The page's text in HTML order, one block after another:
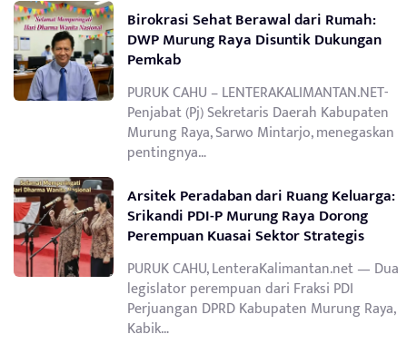
Birokrasi Sehat Berawal dari Rumah:
DWP Murung Raya Disuntik Dukungan
Pemkab
PURUK CAHU – LENTERAKALIMANTAN.NET-
Penjabat (Pj) Sekretaris Daerah Kabupaten
Murung Raya, Sarwo Mintarjo, menegaskan
pentingnya…
Arsitek Peradaban dari Ruang Keluarga:
Srikandi PDI-P Murung Raya Dorong
Perempuan Kuasai Sektor Strategis
PURUK CAHU, LenteraKalimantan.net — Dua
legislator perempuan dari Fraksi PDI
Perjuangan DPRD Kabupaten Murung Raya,
Kabik…